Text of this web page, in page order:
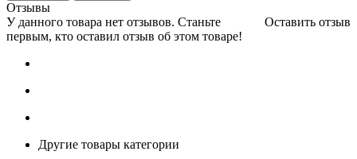
Отзывы
Оставить отзыв
У данного товара нет отзывов. Станьте
первым, кто оставил отзыв об этом товаре!
Другие товары категории